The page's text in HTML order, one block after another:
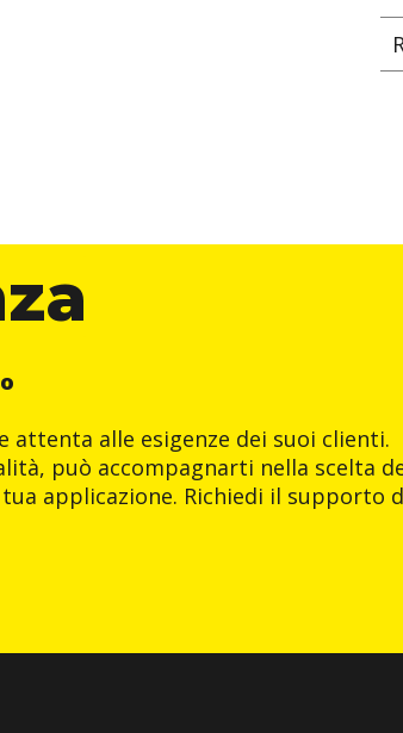
attenta alle esigenze dei suoi clienti.
può accompagnarti nella scelta
applicazione. Richiedi il supporto